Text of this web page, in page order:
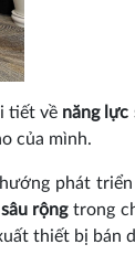
tiết về năng lực
của mình.
phát
rộngtrong
thiết bị bán